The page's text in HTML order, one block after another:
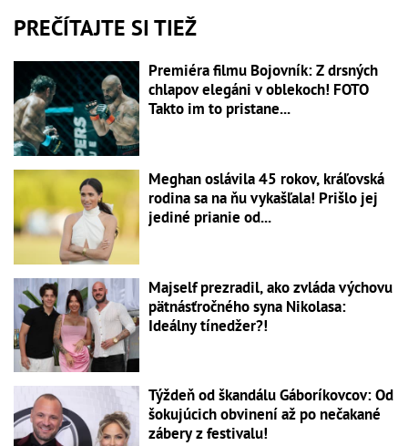
PREČÍTAJTE SI TIEŽ
Premiéra filmu Bojovník: Z drsných
chlapov elegáni v oblekoch! FOTO
Takto im to pristane...
Meghan oslávila 45 rokov, kráľovská
rodina sa na ňu vykašľala! Prišlo jej
jediné prianie od...
Majself prezradil, ako zvláda výchovu
pätnásťročného syna Nikolasa:
Ideálny tínedžer?!
Týždeň od škandálu Gáboríkovcov: Od
šokujúcich obvinení až po nečakané
zábery z festivalu!